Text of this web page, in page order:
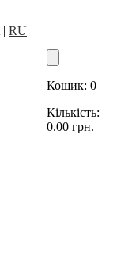
| RU
Кошик: 0
Кількість:
0.00 грн.